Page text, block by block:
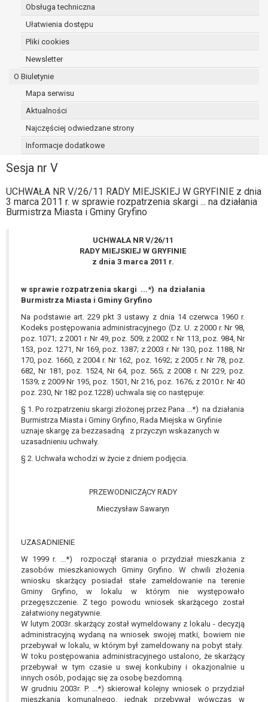
Obsługa techniczna
Ułatwienia dostępu
Pliki cookies
Newsletter
O Biuletynie
Mapa serwisu
Aktualności
Najczęściej odwiedzane strony
Informacje dodatkowe
Sesja nr V
UCHWAŁA NR V/26/11 RADY MIEJSKIEJ W GRYFINIE z dnia
3 marca 2011 r. w sprawie rozpatrzenia skargi ... na działania
Burmistrza Miasta i Gminy Gryfino
UCHWAŁA NR V/26/11
RADY MIEJSKIEJ W GRYFINIE
z dnia 3 marca 2011 r.
w sprawie rozpatrzenia skargi ...*) na działania
Burmistrza Miasta i Gminy Gryfino
Na podstawie art. 229 pkt 3 ustawy z dnia 14 czerwca 1960 r.
Kodeks postępowania administracyjnego (Dz. U. z 2000 r. Nr 98,
poz. 1071; z 2001 r. Nr 49, poz. 509; z 2002 r. Nr 113, poz. 984, Nr
153, poz. 1271, Nr 169, poz. 1387; z 2003 r. Nr 130, poz. 1188, Nr
170, poz. 1660, z 2004 r. Nr 162, poz. 1692; z 2005 r. Nr 78, poz.
682, Nr 181, poz. 1524, Nr 64, poz. 565; z 2008 r. Nr 229, poz.
1539; z 2009 Nr 195, poz. 1501, Nr 216, poz. 1676; z 2010 r. Nr 40
poz. 230, Nr 182 poz.1228) uchwala się co następuje:
§ 1. Po rozpatrzeniu skargi złożonej przez Pana ...*) na działania
Burmistrza Miasta i Gminy Gryfino, Rada Miejska w Gryfinie
uznaje skargę za bezzasadną z przyczyn wskazanych w
uzasadnieniu uchwały.
§ 2. Uchwała wchodzi w życie z dniem podjęcia.
PRZEWODNICZĄCY RADY
Mieczysław Sawaryn
UZASADNIENIE
W 1999 r. ...*) rozpoczął starania o przydział mieszkania z
zasobów mieszkaniowych Gminy Gryfino. W chwili złożenia
wniosku skarżący posiadał stałe zameldowanie na terenie
Gminy Gryfino, w lokalu w którym nie występowało
przegęszczenie. Z tego powodu wniosek skarżącego został
załatwiony negatywnie.
W lutym 2003r. skarżący został wymeldowany z lokalu - decyzją
administracyjną wydaną na wniosek swojej matki, bowiem nie
przebywał w lokalu, w którym był zameldowany na pobyt stały.
W toku postępowania administracyjnego ustalono, że skarżący
przebywał w tym czasie u swej konkubiny i okazjonalnie u
innych osób, podając się za osobę bezdomną.
W grudniu 2003r. P. ...*) skierował kolejny wniosek o przydział
mieszkania komunalnego, jednak przebywał wówczas w
osoba, której dane dotyczą, wniosła
sprzeciw wobec przetwarzania
danych - do czasu ustalenia czy
prawnie uzasadnione podstawy po
podstawie art. 20 RODO, w przypadku gdy
przetwarzanie danych odbywa się na
której dane dotyczą lub na podstawie
zautomatyzowany;
prawo sprzeciwu wobec przetwarzania
podstawą prawną jest:
niezbędność przetwarzania do
interesie publicznym lub w ramach
sprawowania władzy publicznej
powierzonej administratorowi bądź
niezbędność przetwarzania do celów
wynikających z prawnie
uzasadnionych interesów
realizowanych przez administratora
lub przez stronę trzecią.
Z przyczyn związanych z Pani/Pana
szczególną sytuacją. W razie wniesienia
sprzeciwu, administrator nie może już
przetwarzać tych danych osobowych, chyba
że wykaże on istnienie ważnych prawnie
uzasadnionych podstaw do przetwarzania,
podstaw do ustalenia, dochodzenia lub
obrony roszczeń.
W przypadku gdy przetwarzanie danych
osobowych odbywa się na podstawie zgody osoby
na przetwarzanie danych osobowych (art. 6 ust. 1
lit a RODO), przysługuje Pani/Panu prawo do
cofnięcia tej zgody w dowolnym momencie.
Cofnięcie to nie ma wpływu na zgodność
przetwarzania, którego dokonano na podstawie
zgody przed jej cofnięciem.
Przysługuje Pani/Panu prawo wniesienia skargi do
organu nadzorczego na niezgodne z prawem
przetwarzanie Pani/Pana danych osobowych
przez administratora.